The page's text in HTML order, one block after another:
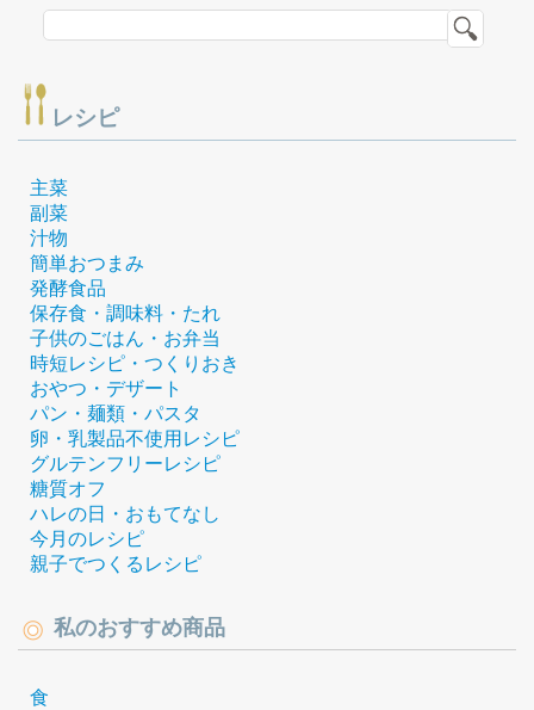
レシピ
主菜
副菜
汁物
簡単おつまみ
発酵食品
保存食・調味料・たれ
子供のごはん・お弁当
時短レシピ・つくりおき
おやつ・デザート
パン・麺類・パスタ
卵・乳製品不使用レシピ
グルテンフリーレシピ
糖質オフ
ハレの日・おもてなし
今月のレシピ
親子でつくるレシピ
私のおすすめ商品
食